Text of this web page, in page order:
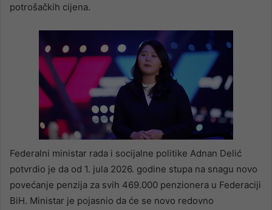
potrošačkih cijena.
Federalni ministar rada i socijalne politike Adnan Delić
potvrdio je da od 1. jula 2026. godine stupa na snagu novo
povećanje penzija za svih 469.000 penzionera u Federaciji
BiH. Ministar je pojasnio da će se novo redovno